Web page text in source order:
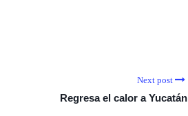
Next post
Regresa el calor a Yucatán